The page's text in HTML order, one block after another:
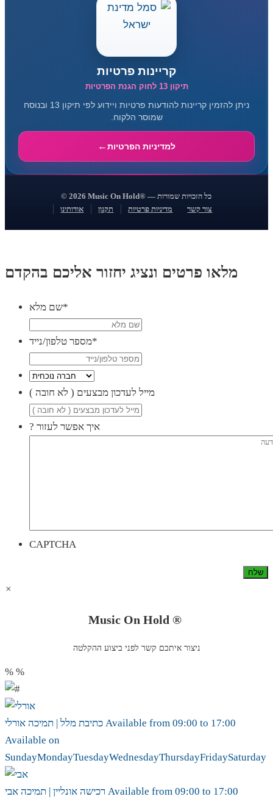
קריינות פרטיות
תיקון 13 לחוק הגנת הפרטיות
ניתן להזמין קריינות להודעות פרטיות ויידוע לפי תיקון 13 ובנוסח
שמוסר הלקוח.
למדיניות הפרטיות
© 2026 Music On Hold® — כל הזכויות שמורות
אודותינו
תקנון מדיניות פרטיות צור קשר
מלאו פרטים ונציג יחזור אליכם בהקדם
שם מלא*
מספר טלפון/נייד*
( מייל לעדכון מבצעים ( לא חובה
? איך אפשר לעזור
CAPTCHA
×
Music On Hold ®
ניצור איתכם קשר לפני ביצוע ההקלטה
% %
כתיבת מלל | תמיכה Available from 09:00 to 17:00
Available on
SundayMondayTuesdayWednesdayThursdayFridaySaturday
רכישה אונליין | תמיכה Available from 09:00 to 17:00